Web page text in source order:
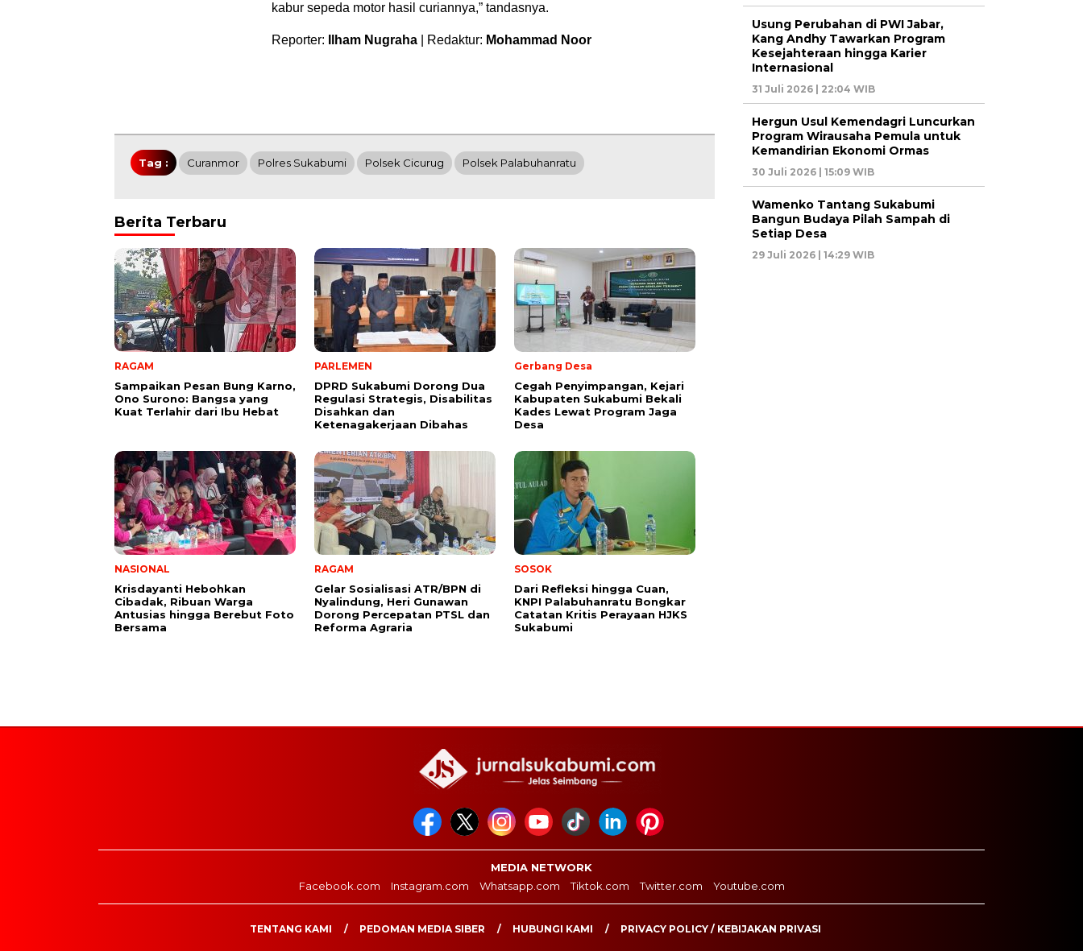
kabur sepeda motor hasil curiannya,” tandasnya.
Reporter: Ilham Nugraha | Redaktur: Mohammad Noor
Tag : Curanmor Polres Sukabumi Polsek Cicurug Polsek Palabuhanratu
Berita Terbaru
RAGAM
Sampaikan Pesan Bung Karno,
Ono Surono: Bangsa yang
Kuat Terlahir dari Ibu Hebat
PARLEMEN
DPRD Sukabumi Dorong Dua
Regulasi Strategis, Disabilitas
Disahkan dan
Ketenagakerjaan Dibahas
Gerbang Desa
Cegah Penyimpangan, Kejari
Kabupaten Sukabumi Bekali
Kades Lewat Program Jaga
Desa
NASIONAL
Krisdayanti Hebohkan
Cibadak, Ribuan Warga
Antusias hingga Berebut Foto
Bersama
RAGAM
Gelar Sosialisasi ATR/BPN di
Nyalindung, Heri Gunawan
Dorong Percepatan PTSL dan
Reforma Agraria
SOSOK
Dari Refleksi hingga Cuan,
KNPI Palabuhanratu Bongkar
Catatan Kritis Perayaan HJKS
Sukabumi
Usung Perubahan di PWI Jabar,
Kang Andhy Tawarkan Program
Kesejahteraan hingga Karier
Internasional
31 Juli 2026 | 22:04 WIB
Hergun Usul Kemendagri Luncurkan
Program Wirausaha Pemula untuk
Kemandirian Ekonomi Ormas
30 Juli 2026 | 15:09 WIB
Wamenko Tantang Sukabumi
Bangun Budaya Pilah Sampah di
Setiap Desa
29 Juli 2026 | 14:29 WIB
MEDIA NETWORK
Facebook.com
Instagram.com Whatsapp.com Tiktok.com Twitter.com Youtube.com
TENTANG KAMI PEDOMAN MEDIA SIBER HUBUNGI KAMI PRIVACY POLICY / KEBIJAKAN PRIVASI